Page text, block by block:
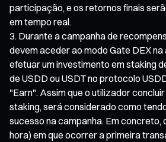
participação, e os retornos finais
em tempo real.
Durante a campanha de
devem aceder ao modo Gate DEX
efetuar um investimento em staking
de USDD ou USDT no protocolo
"Earn". Assim que o utilizador
staking, será considerado como
sucesso na campanha. Em concreto,
hora) em que ocorrer a primeira